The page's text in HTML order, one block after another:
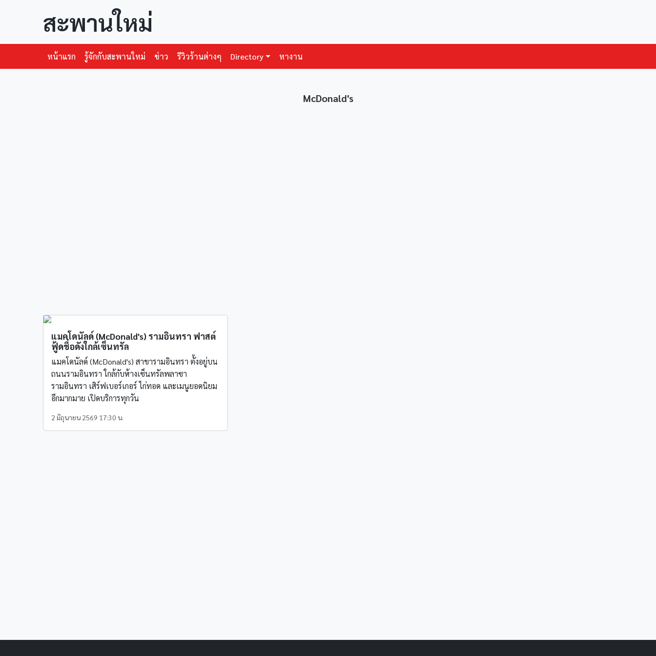
สะพานใหม่
หน้าแรก รู้จักกับสะพานใหม่ ข่าว รีวิวร้านต่างๆ Directory หางาน
McDonald's
แมคโดนัลด์ (McDonald's) รามอินทรา ฟาสต์
ฟู้ดชื่อดังใกล้เซ็นทรัล
แมคโดนัลด์ (McDonald's) สาขารามอินทรา ตั้งอยู่บน
ถนนรามอินทรา ใกล้กับห้างเซ็นทรัลพลาซา
รามอินทรา เสิร์ฟเบอร์เกอร์ ไก่ทอด และเมนูยอดนิยม
อีกมากมาย เปิดบริการทุกวัน
2 มิถุนายน 2569 17:30 น.